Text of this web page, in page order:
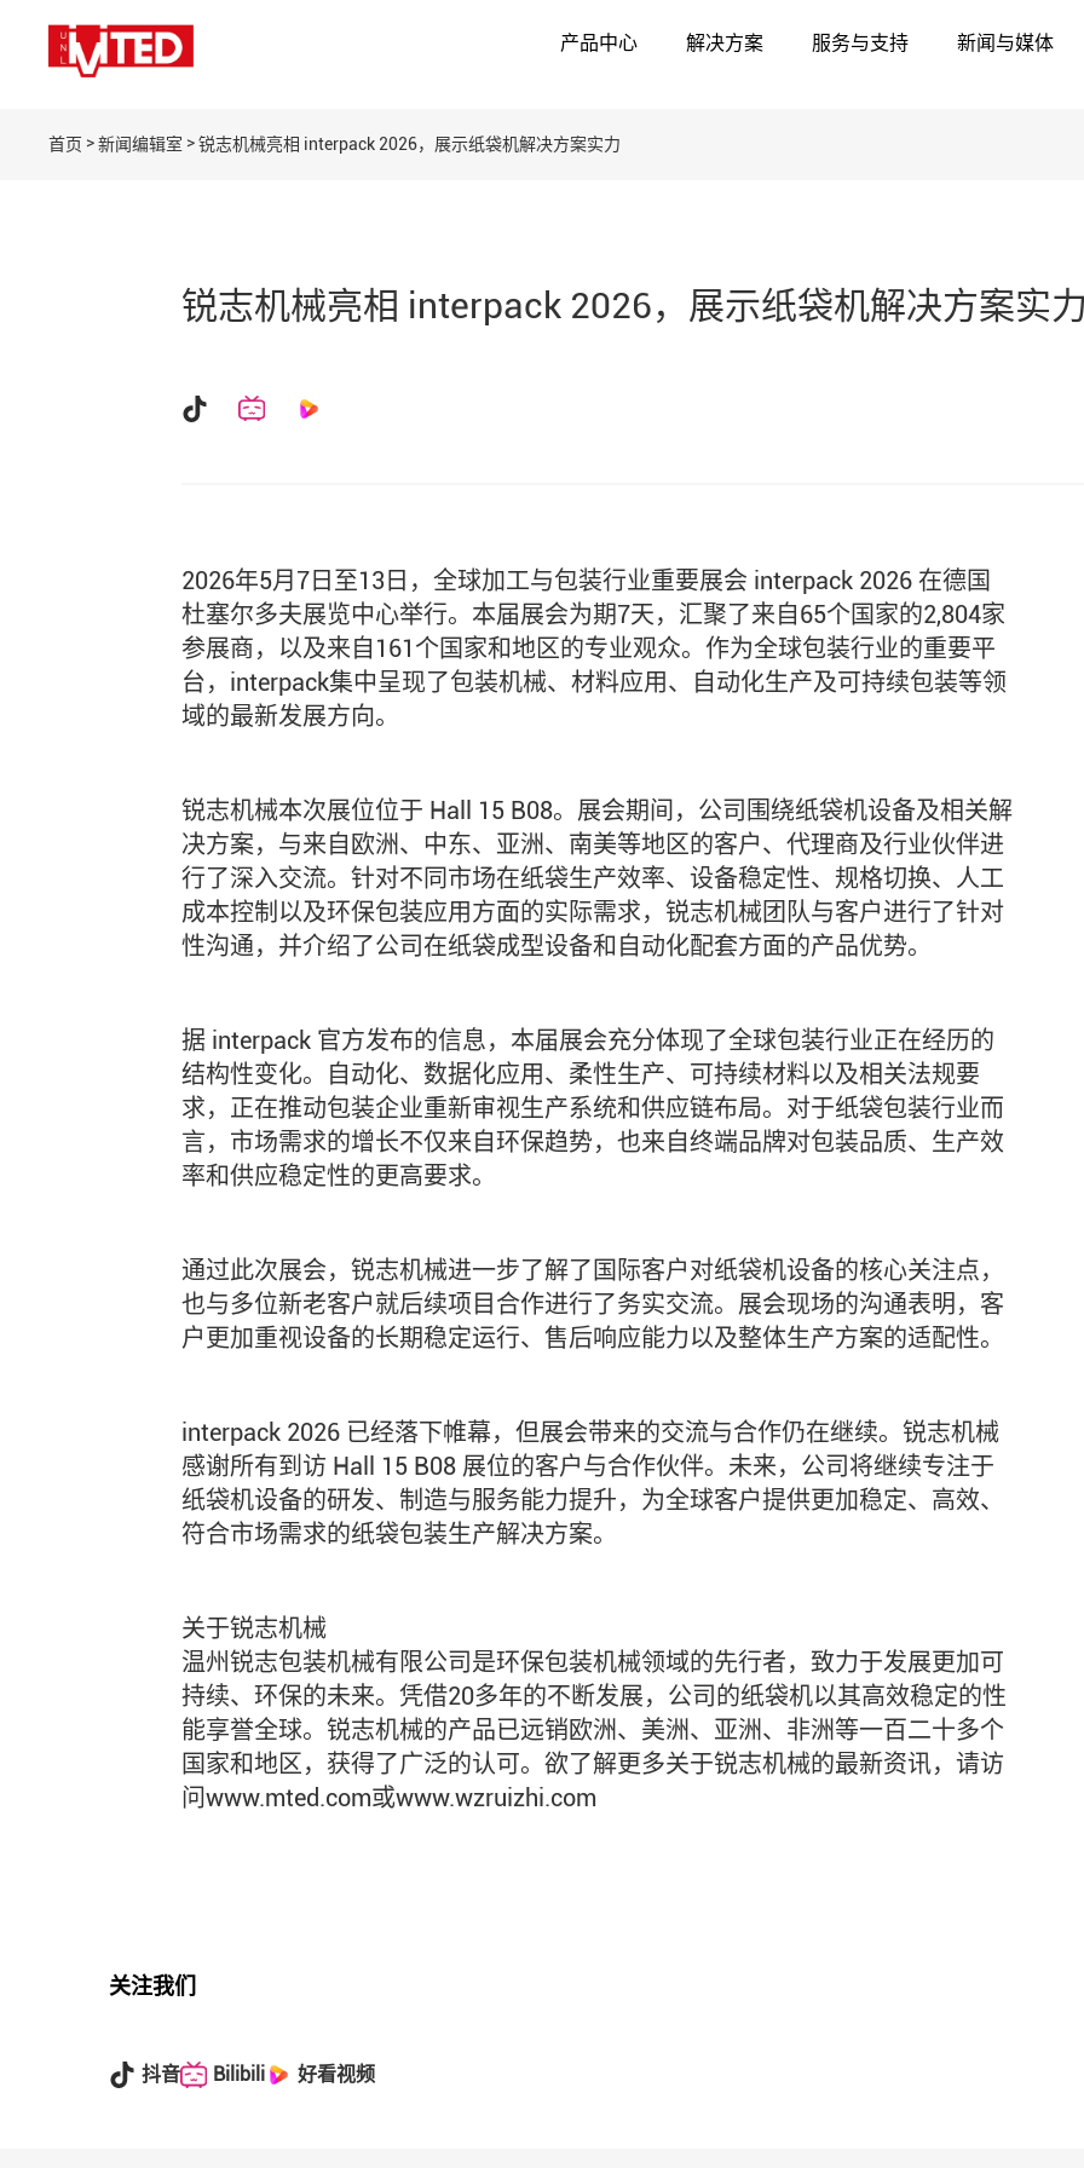
产品中心 解决方案 服务与支持 新闻与媒体
首页 > 新闻编辑室 > 锐志机械亮相 interpack 2026，展示纸袋机解决方案实力
锐志机械亮相 interpack 2026，展示纸袋机解决方案实
2026年5月7日至13日，全球加工与包装行业重要展会 interpack 2026 在德国
杜塞尔多夫展览中心举行。本届展会为期7天，汇聚了来自65个国家的2,804家
参展商，以及来自161个国家和地区的专业观众。作为全球包装行业的重要平
台，interpack集中呈现了包装机械、材料应用、自动化生产及可持续包装等领
域的最新发展方向。
锐志机械本次展位位于 Hall 15 B08。展会期间，公司围绕纸袋机设备及相关解
决方案，与来自欧洲、中东、亚洲、南美等地区的客户、代理商及行业伙伴进
行了深入交流。针对不同市场在纸袋生产效率、设备稳定性、规格切换、人工
成本控制以及环保包装应用方面的实际需求，锐志机械团队与客户进行了针对
性沟通，并介绍了公司在纸袋成型设备和自动化配套方面的产品优势。
据 interpack 官方发布的信息，本届展会充分体现了全球包装行业正在经历的
结构性变化。自动化、数据化应用、柔性生产、可持续材料以及相关法规要
求，正在推动包装企业重新审视生产系统和供应链布局。对于纸袋包装行业而
言，市场需求的增长不仅来自环保趋势，也来自终端品牌对包装品质、生产效
率和供应稳定性的更高要求。
通过此次展会，锐志机械进一步了解了国际客户对纸袋机设备的核心关注点，
也与多位新老客户就后续项目合作进行了务实交流。展会现场的沟通表明，客
户更加重视设备的长期稳定运行、售后响应能力以及整体生产方案的适配性。
interpack 2026 已经落下帷幕，但展会带来的交流与合作仍在继续。锐志机械
感谢所有到访 Hall 15 B08 展位的客户与合作伙伴。未来，公司将继续专注于
纸袋机设备的研发、制造与服务能力提升，为全球客户提供更加稳定、高效、
符合市场需求的纸袋包装生产解决方案。
关于锐志机械
温州锐志包装机械有限公司是环保包装机械领域的先行者，致力于发展更加可
持续、环保的未来。凭借20多年的不断发展，公司的纸袋机以其高效稳定的性
能享誉全球。锐志机械的产品已远销欧洲、美洲、亚洲、非洲等一百二十多个
国家和地区，获得了广泛的认可。欲了解更多关于锐志机械的最新资讯，请访
问www.mted.com或www.wzruizhi.com
关注我们
抖音 Bilibili 好看视频